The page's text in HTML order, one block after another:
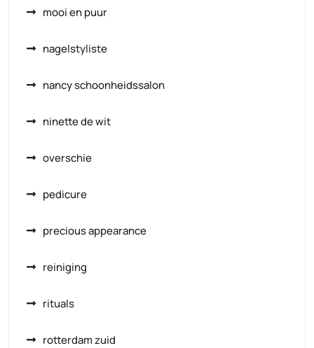
mooi en puur
nagelstyliste
nancy schoonheidssalon
ninette de wit
overschie
pedicure
precious appearance
reiniging
rituals
rotterdam zuid